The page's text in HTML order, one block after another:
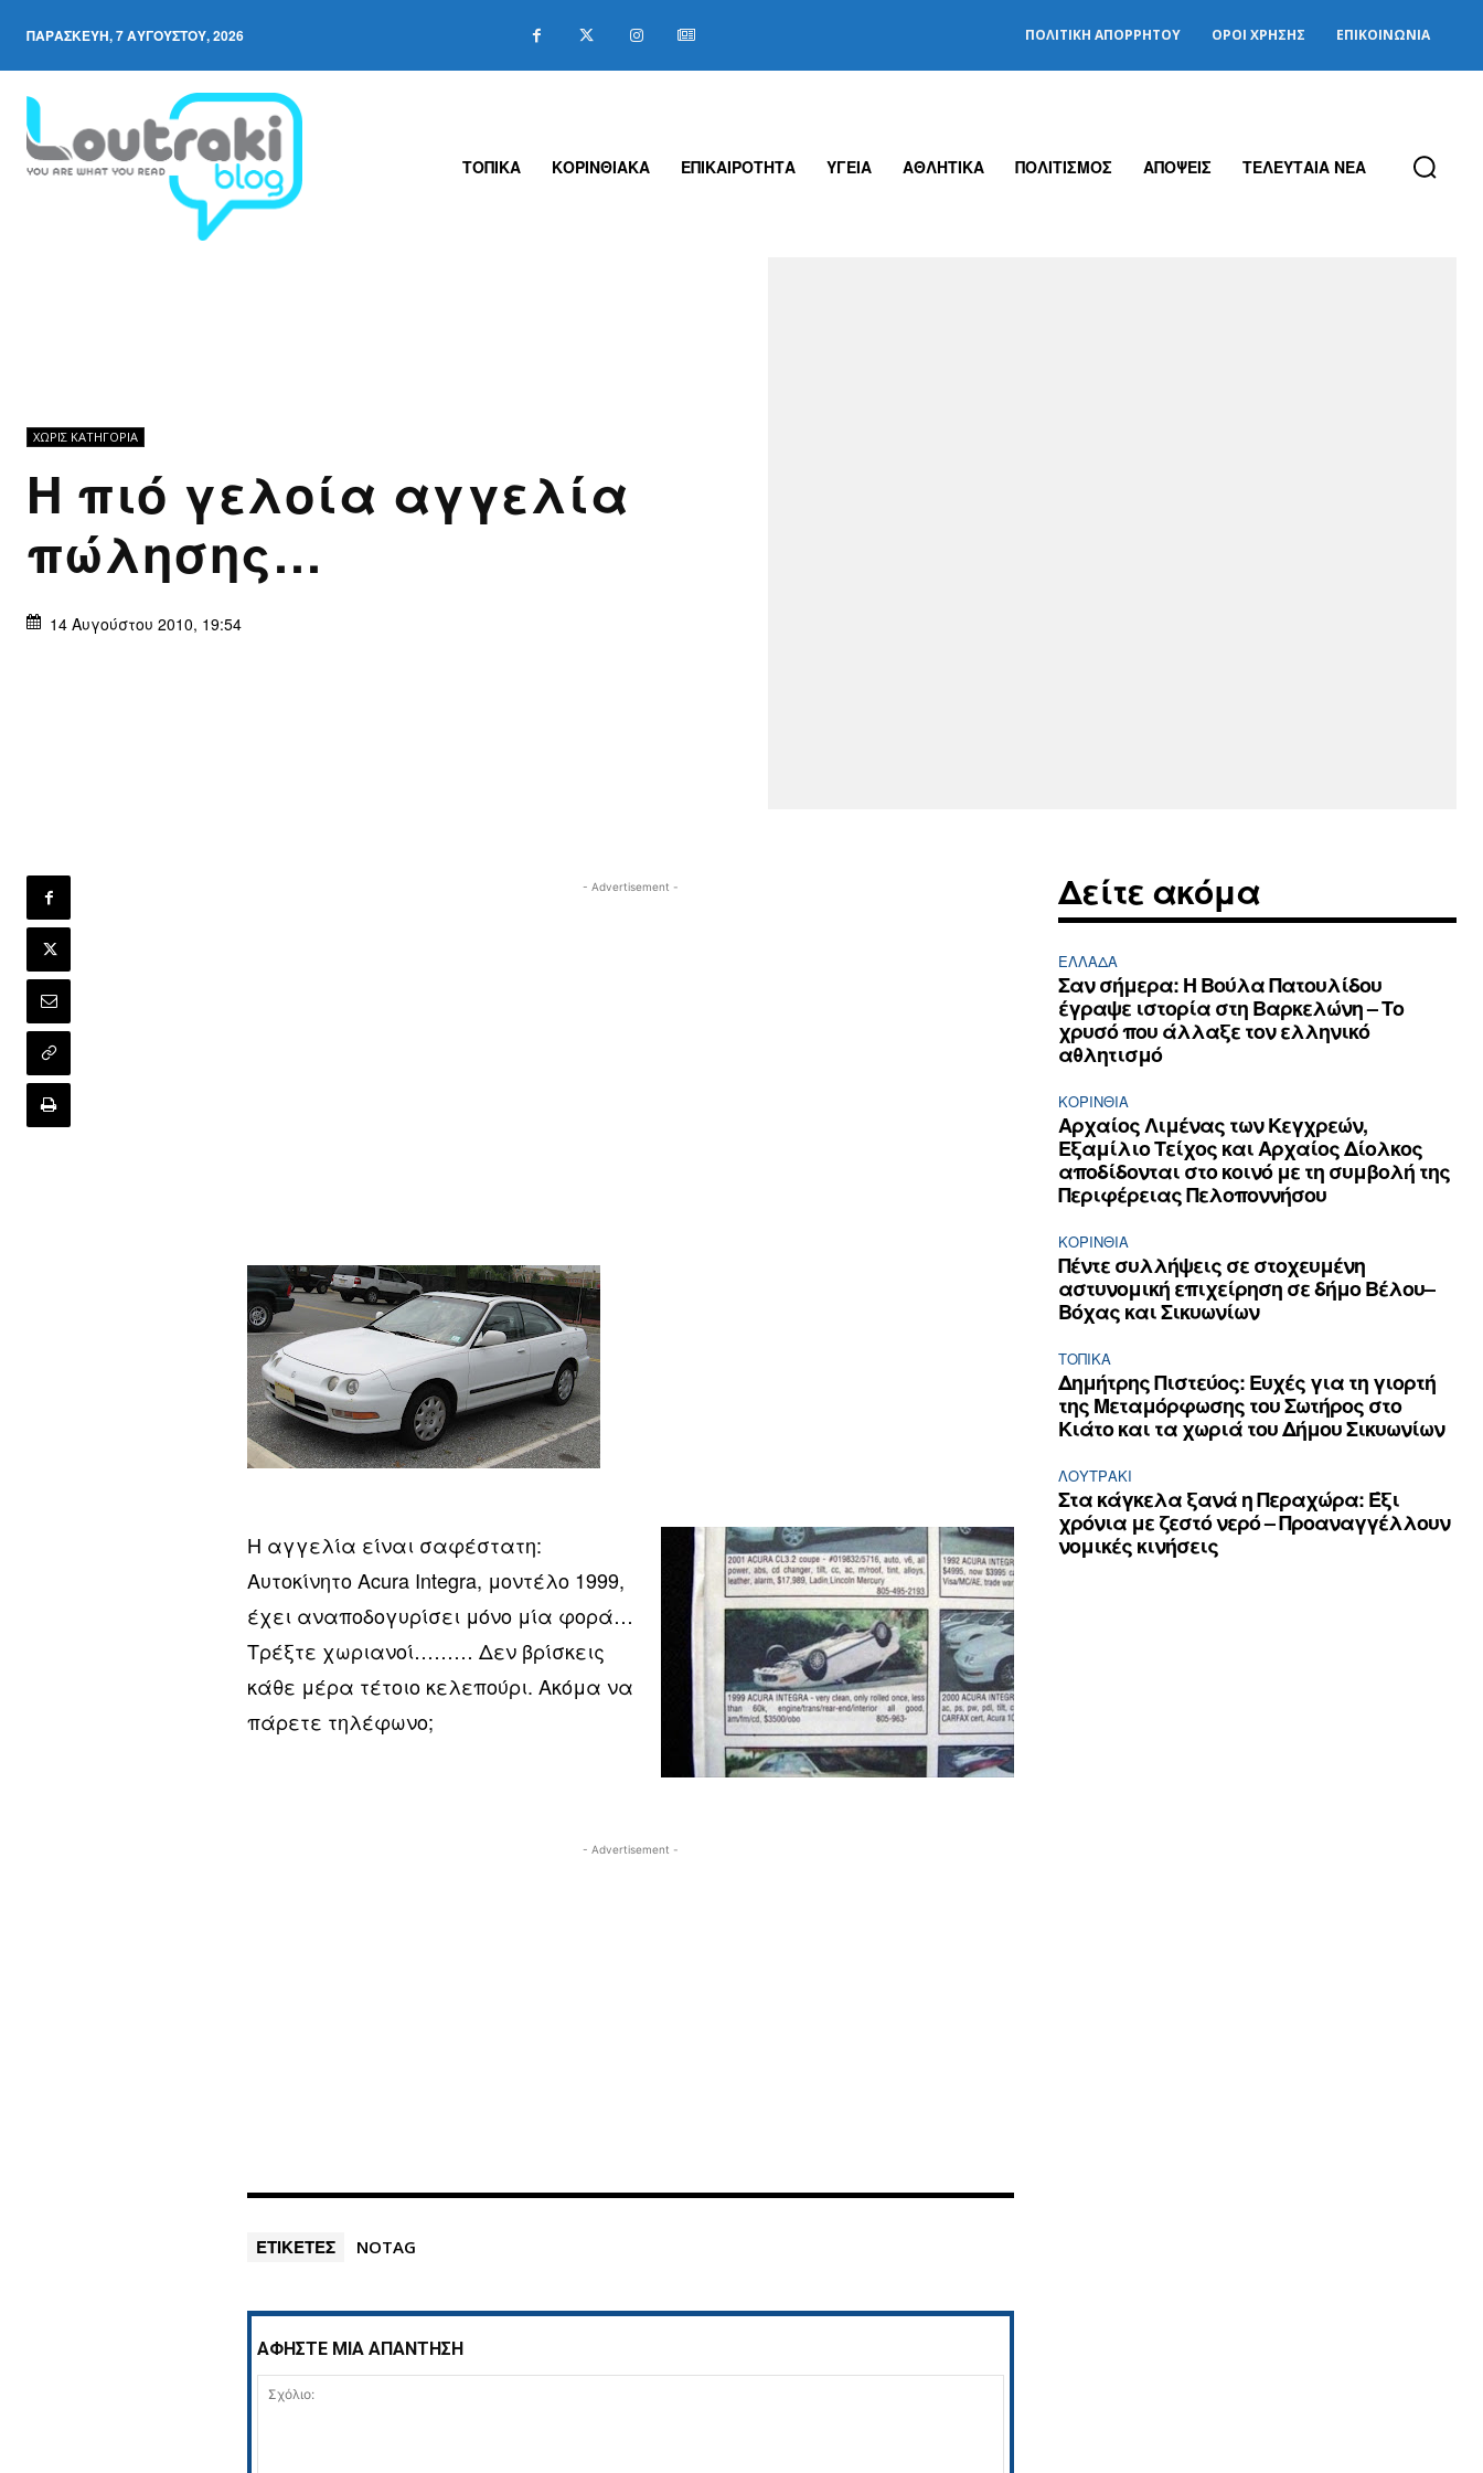
ΠΑΡΑΣΚΕΥΉ, 7 ΑΥΓΟΎΣΤΟΥ, 2026 ΠΟΛΙΤΙΚΉ ΑΠΟΡΡΉΤΟΥ ΌΡΟΙ ΧΡΉΣΗΣ ΕΠΙΚΟΙΝΩΝΊΑ
ΤΟΠΙΚΑ ΚΟΡΙΝΘΙΑΚΑ ΕΠΙΚΑΙΡΟΤΗΤΑ ΥΓΕΙΑ ΑΘΛΗΤΙΚΑ ΠΟΛΙΤΙΣΜΟΣ ΑΠΟΨΕΙΣ ΤΕΛΕΥΤΑΙΑ ΝΕΑ
ΧΩΡΊΣ ΚΑΤΗΓΟΡΊΑ
Η πιό γελοία αγγελία
πώλησης…
14 Αυγούστου 2010, 19:54
- Advertisement -
Η αγγελία είναι σαφέστατη:
Αυτοκίνητο Acura Integra, μοντέλο 1999,
έχει αναποδογυρίσει μόνο μία φορά…
Τρέξτε χωριανοί……… Δεν βρίσκεις
κάθε μέρα τέτοιο κελεπούρι. Ακόμα να
πάρετε τηλέφωνο;
- Advertisement -
ΕΤΙΚΕΤΕΣ NOTAG
ΑΦΗΣΤΕ ΜΙΑ ΑΠΑΝΤΗΣΗ
Δείτε ακόμα
ΕΛΛΆΔΑ
Σαν σήμερα: Η Βούλα Πατουλίδου
έγραψε ιστορία στη Βαρκελώνη – Το
χρυσό που άλλαξε τον ελληνικό
αθλητισμό
ΚΟΡΙΝΘΊΑ
Αρχαίος Λιμένας των Κεγχρεών,
Εξαμίλιο Τείχος και Aρχαίος Δίολκος
αποδίδονται στο κοινό με τη συμβολή της
Περιφέρειας Πελοποννήσου
ΚΟΡΙΝΘΊΑ
Πέντε συλλήψεις σε στοχευμένη
αστυνομική επιχείρηση σε δήμο Βέλου–
Βόχας και Σικυωνίων
ΤΟΠΙΚΑ
Δημήτρης Πιστεύος: Ευχές για τη γιορτή
της Μεταμόρφωσης του Σωτήρος στο
Κιάτο και τα χωριά του Δήμου Σικυωνίων
ΛΟΥΤΡΆΚΙ
Στα κάγκελα ξανά η Περαχώρα: Έξι
χρόνια με ζεστό νερό – Προαναγγέλλουν
νομικές κινήσεις